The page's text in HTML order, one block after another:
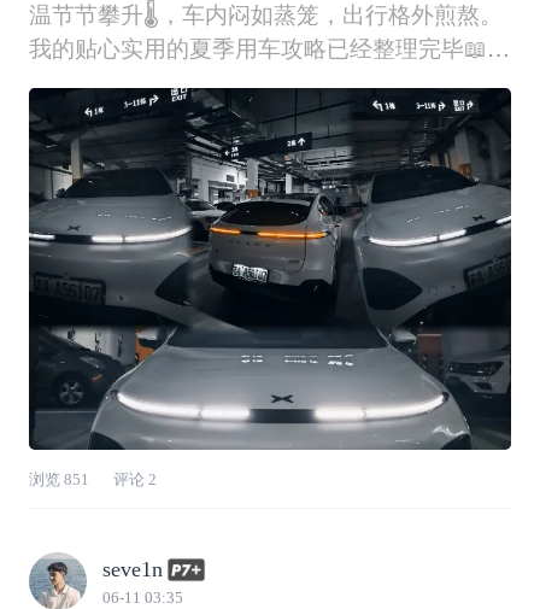
温节节攀升🌡️，车内闷如蒸笼，出行格外煎熬。
我的贴心实用的夏季用车攻略已经整理完毕📖，
细节满满轻松度夏。首先当然是夏日车载好物分
享啦～☀️【夏日车载好物合集】🔹小鹏商城车
衣：夏季露天停车必备，隔绝烈日暴晒，减缓车
漆老化，阻挡灰尘与树胶，轻松守护车身
浏览 851 评论 2
seve1n
06-11 03:35